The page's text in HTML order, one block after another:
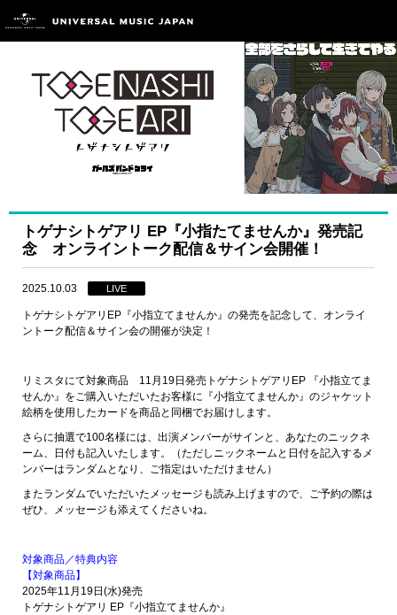
トゲナシトゲアリ EP『小指たてませんか』発売記
念 オンライントーク配信＆サイン会開催！
2025.10.03 LIVE
トゲナシトゲアリEP『小指立てませんか』の発売を記念して、オンライ
ントーク配信＆サイン会の開催が決定！
リミスタにて対象商品 11月19日発売トゲナシトゲアリEP 『小指立てま
せんか』をご購入いただいたお客様に『小指立てませんか』のジャケット
絵柄を使用したカードを商品と同梱でお届けします。
さらに抽選で100名様には、出演メンバーがサインと、あなたのニックネ
ーム、日付も記入いたします。（ただしニックネームと日付を記入するメ
ンバーはランダムとなり、ご指定はいただけません）
またランダムでいただいたメッセージも読み上げますので、ご予約の際は
ぜひ、メッセージも添えてくださいね。
対象商品／特典内容
【対象商品】
2025年11月19日(水)発売
トゲナシトゲアリ EP『小指立てませんか』